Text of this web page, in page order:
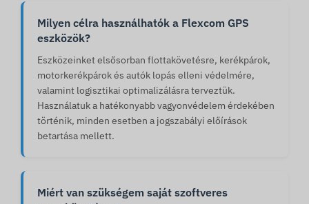
Milyen célra használhatók a Flexcom GPS
eszközök?
Eszközeinket elsősorban flottakövetésre, kerékpárok,
motorkerékpárok és autók lopás elleni védelmére,
valamint logisztikai optimalizálásra terveztük.
Használatuk a hatékonyabb vagyonvédelem érdekében
történik, minden esetben a jogszabályi előírások
betartása mellett.
Miért van szükségem saját szoftveres